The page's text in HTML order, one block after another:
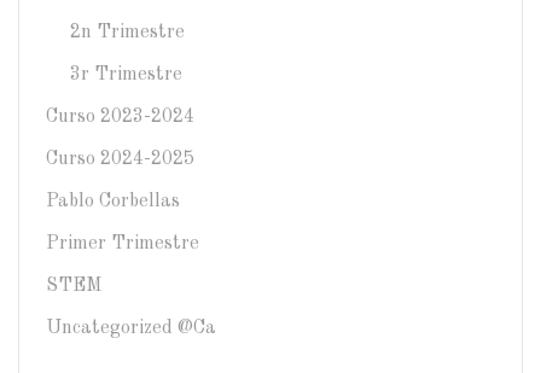
2n Trimestre
3r Trimestre
Curso 2023-2024
Curso 2024-2025
Pablo Corbellas
Primer Trimestre
STEM
Uncategorized @ca